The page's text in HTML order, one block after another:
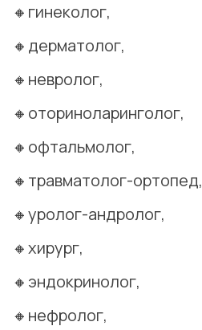
🔸гинеколог,
🔸дерматолог,
🔸невролог,
🔸оториноларинголог,
🔸офтальмолог,
🔸травматолог-ортопед,
🔸уролог-андролог,
🔸хирург,
🔸эндокринолог,
🔸нефролог,